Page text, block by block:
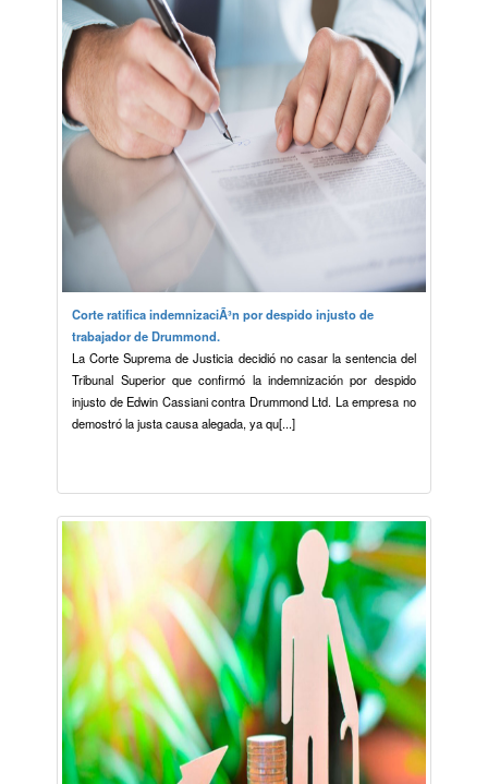
Corte ratifica indemnizaciÃ³n por despido injusto de
trabajador de Drummond.
La Corte Suprema de Justicia decidió no casar la sentencia del
Tribunal Superior que confirmó la indemnización por despido
injusto de Edwin Cassiani contra Drummond Ltd. La empresa no
demostró la justa causa alegada, ya qu[...]